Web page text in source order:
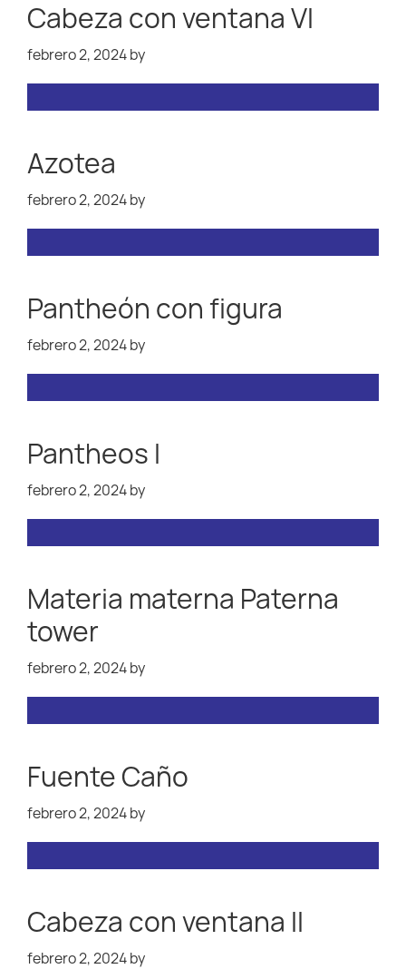
Cabeza con ventana VI
febrero 2, 2024by
Azotea
febrero 2, 2024by
Pantheón con figura
febrero 2, 2024by
Pantheos I
febrero 2, 2024by
Materia materna Paterna
tower
febrero 2, 2024by
Fuente Caño
febrero 2, 2024by
Cabeza con ventana II
febrero 2, 2024by